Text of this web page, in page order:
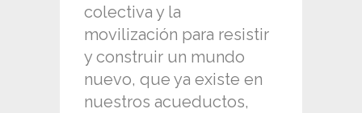
colectiva y la
movilización para resistir
y construir un mundo
nuevo, que ya existe en
nuestros acueductos,